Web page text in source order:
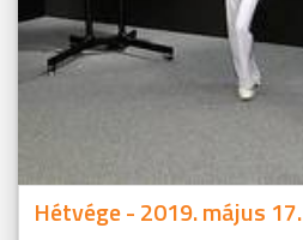
Hétvége - 2019. május 17.